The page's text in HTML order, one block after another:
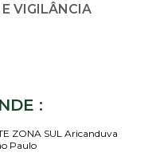
E VIGILÂNCIA
:
ZONA SUL Aricanduva
Paulo